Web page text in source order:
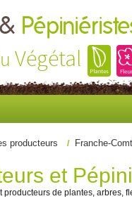
Végétal
producteurs Franche-
et
producteurs de plantes, arbres,